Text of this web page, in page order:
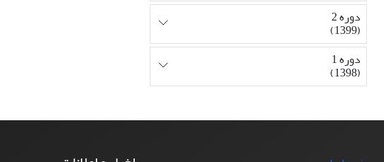
دوره 2
(1399)
دوره 1
(1398)